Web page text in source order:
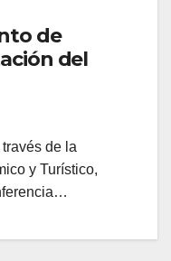
de
del
de la
y Turístico,